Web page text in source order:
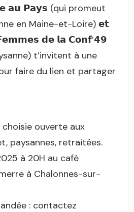
𝗮𝘂 𝗣𝗮𝘆𝘀 (qui promeut
en Maine-et-Loire) 𝗲𝘁
𝗱𝗲 𝗹𝗮 𝗖𝗼𝗻𝗳’𝟰𝟵
t’invitent à une
faire du lien et partager
ouverte aux
paysannes, retraitées.
à 20H au café
à Chalonnes-sur-
: contactez